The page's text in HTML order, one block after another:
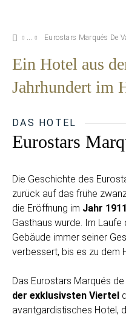
Eurostars Marqués De
Ein Hotel aus
Jahrhundert im
DAS HOTEL
Eurostars
Die Geschichte des
zurück auf das frühe
die Eröffnung im Jahr 1911
Gasthaus wurde. Im
Gebäude immer seiner
verbessert, bis es zu dem
Das Eurostars Marqués
der exklusivsten Viertel
avantgardistisches Hotel,